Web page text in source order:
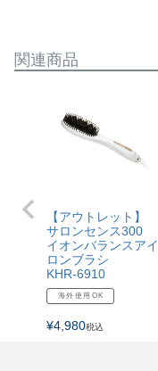
関連商品
【アウトレット】
サロンセンス300
イオンバランスアイ
ロンブラシ
KHR-6910
海外使用OK
¥4,980税込